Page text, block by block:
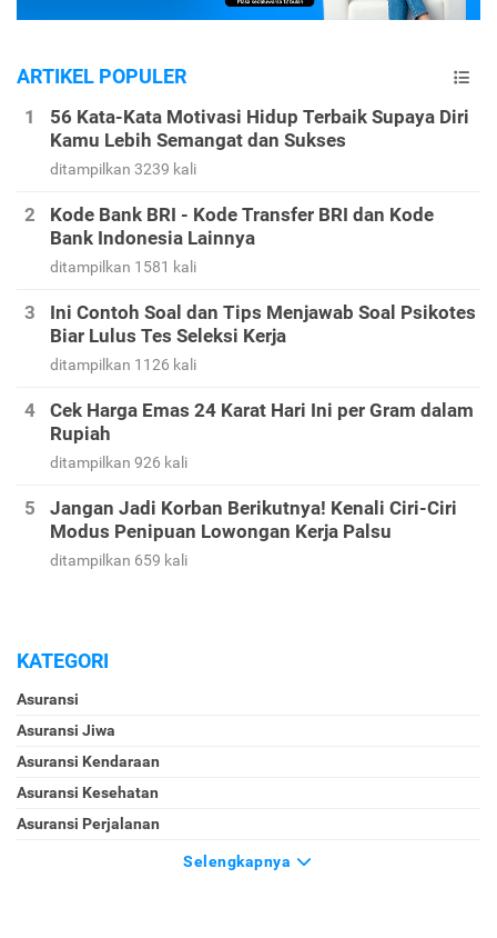
ARTIKEL POPULER
56 Kata-Kata Motivasi Hidup Terbaik Supaya Diri
Kamu Lebih Semangat dan Sukses
ditampilkan 3239 kali
Kode Bank BRI - Kode Transfer BRI dan Kode
Bank Indonesia Lainnya
ditampilkan 1581 kali
Ini Contoh Soal dan Tips Menjawab Soal Psikotes
Biar Lulus Tes Seleksi Kerja
ditampilkan 1126 kali
Cek Harga Emas 24 Karat Hari Ini per Gram dalam
Rupiah
ditampilkan 926 kali
Jangan Jadi Korban Berikutnya! Kenali Ciri-Ciri
Modus Penipuan Lowongan Kerja Palsu
ditampilkan 659 kali
KATEGORI
Asuransi
Asuransi Jiwa
Asuransi Kendaraan
Asuransi Kesehatan
Asuransi Perjalanan
Selengkapnya